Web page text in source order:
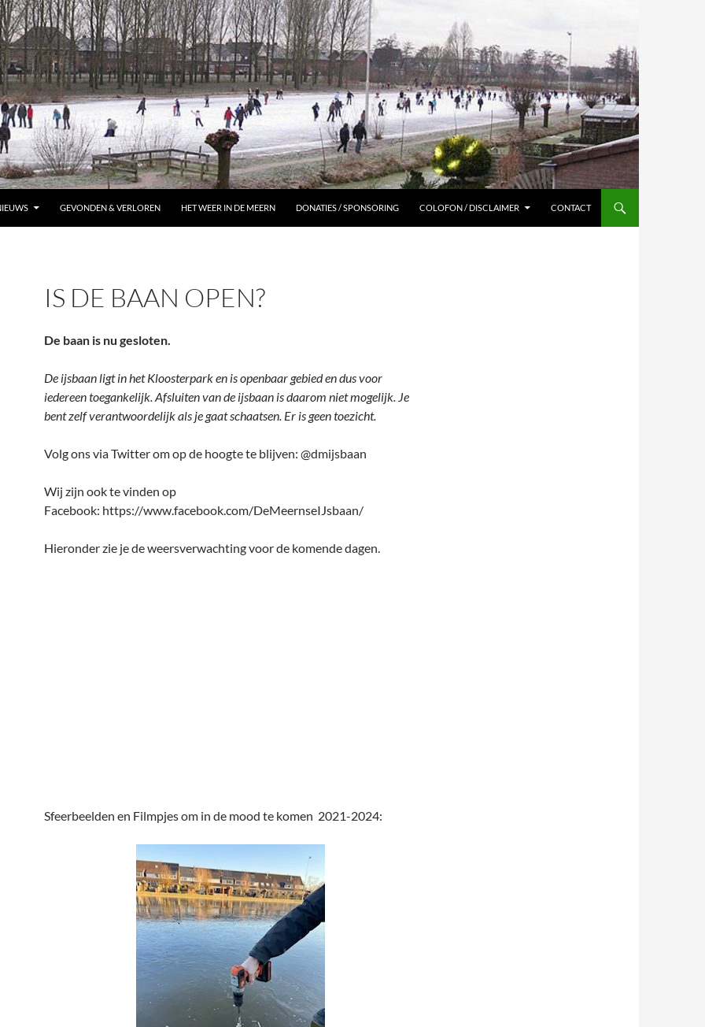
GEVONDEN & VERLOREN HET WEER IN DE MEERN DONATIES / SPONSORING COLOFON / DISCLAIMER CONTACT
IS DE BAAN OPEN?
De baan is nu gesloten.
De ijsbaan ligt in het Kloosterpark en is openbaar gebied en dus voor
iedereen toegankelijk. Afsluiten van de ijsbaan is daarom niet mogelijk. Je
bent zelf verantwoordelijk als je gaat schaatsen. Er is geen toezicht.
Volg ons via Twitter om op de hoogte te blijven: @dmijsbaan
Wij zijn ook te vinden op
Facebook: https://www.facebook.com/DeMeernseIJsbaan/
Hieronder zie je de weersverwachting voor de komende dagen.
Sfeerbeelden en Filmpjes om in de mood te komen 2021-2024: